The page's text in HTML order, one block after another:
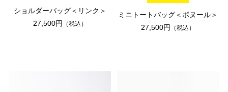
ショルダーバッグ＜リンク＞
27,500円
（税込）
ミニトートバッグ＜ボヌール＞
27,500円
（税込）